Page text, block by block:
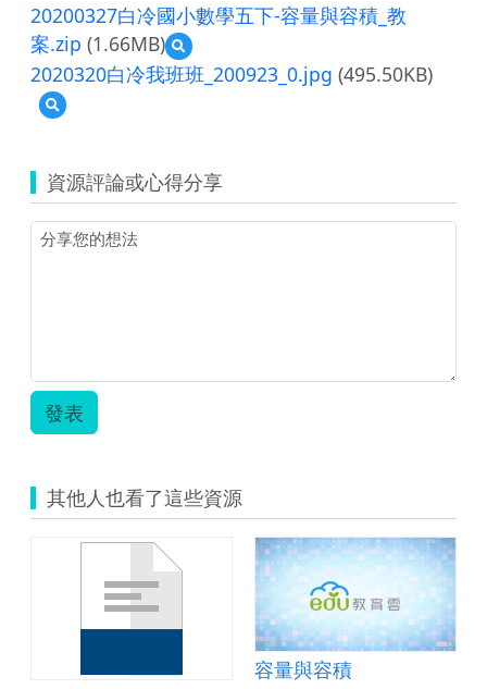
20200327白冷國小數學五下-容量與容積_教
案.zip (1.66MB)
預
覽
20200327
小
數
學
2020320白冷我班班_200923_0.jpg (495.50KB)
預
覽
冷
我
班
班
資源評論或心得分享
發表
其他人也看了這些資源
容量與容積